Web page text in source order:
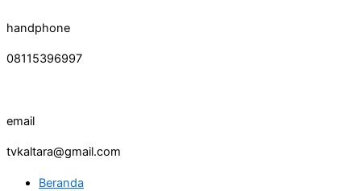
handphone
08115396997
email
tvkaltara@gmail.com
Beranda